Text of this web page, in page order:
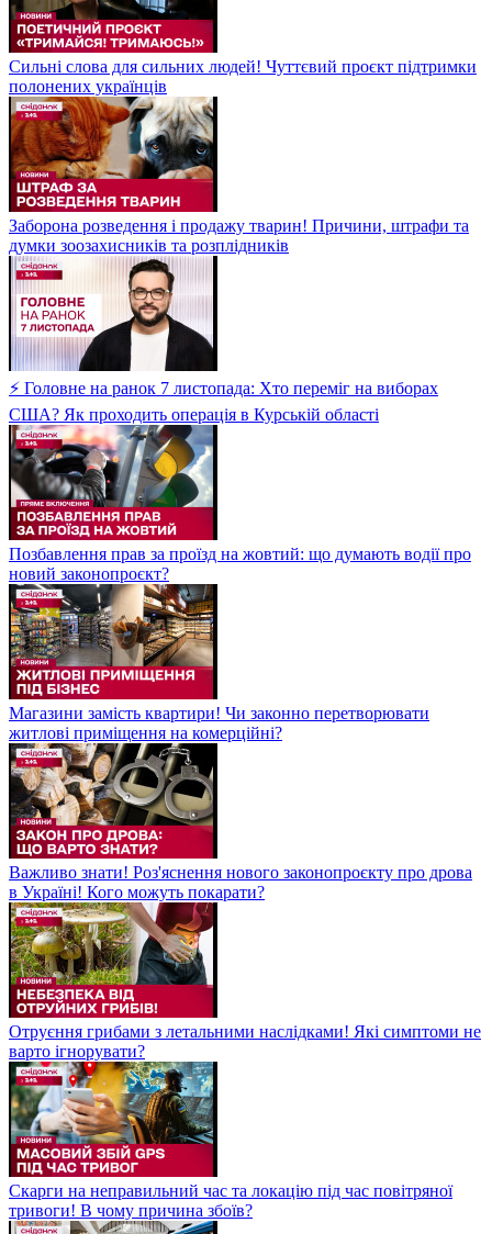
Сильні слова для сильних людей! Чуттєвий проєкт підтримки
полонених українців
Заборона розведення і продажу тварин! Причини, штрафи та
думки зоозахисників та розплідників
⚡ Головне на ранок 7 листопада: Хто переміг на виборах
США? Як проходить операція в Курській області
Позбавлення прав за проїзд на жовтий: що думають водії про
новий законопроєкт?
Магазини замість квартири! Чи законно перетворювати
житлові приміщення на комерційні?
Важливо знати! Роз'яснення нового законопроєкту про дрова
в Україні! Кого можуть покарати?
Отруєння грибами з летальними наслідками! Які симптоми не
варто ігнорувати?
Скарги на неправильний час та локацію під час повітряної
тривоги! В чому причина збоїв?